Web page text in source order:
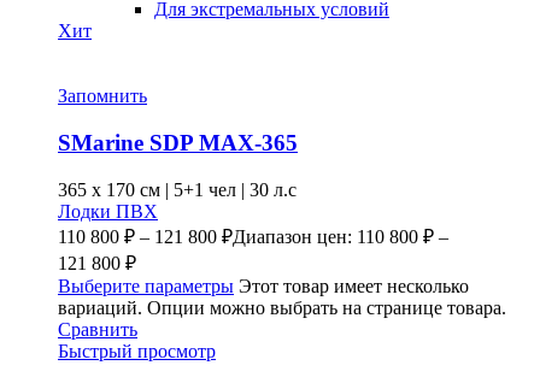
Для экстремальных условий
Хит
Запомнить
SMarine SDP MAX-365
365 x 170 см | 5+1 чел | 30 л.с
Лодки ПВХ
110 800 ₽ – 121 800 ₽Диапазон цен: 110 800 ₽ –
121 800 ₽
Выберите параметры Этот товар имеет несколько
вариаций. Опции можно выбрать на странице товара.
Сравнить
Быстрый просмотр